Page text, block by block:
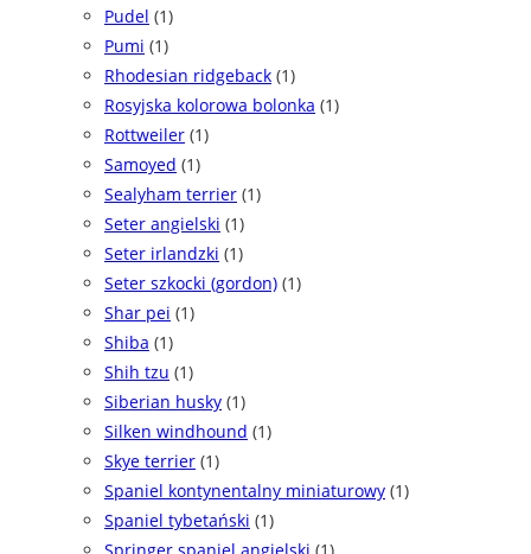
Pudel (1)
Pumi (1)
Rhodesian ridgeback (1)
Rosyjska kolorowa bolonka (1)
Rottweiler (1)
Samoyed (1)
Sealyham terrier (1)
Seter angielski (1)
Seter irlandzki (1)
Seter szkocki (gordon) (1)
Shar pei (1)
Shiba (1)
Shih tzu (1)
Siberian husky (1)
Silken windhound (1)
Skye terrier (1)
Spaniel kontynentalny miniaturowy (1)
Spaniel tybetański (1)